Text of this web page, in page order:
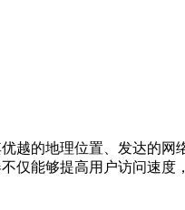
的地理位置、发达的网
仅能够提高用户访问速度